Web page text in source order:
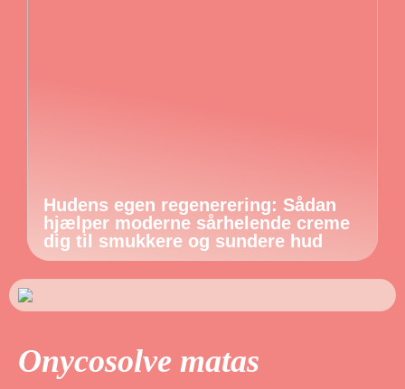
Hudens egen regenerering: Sådan
hjælper moderne sårhelende creme
dig til smukkere og sundere hud
Onycosolve matas